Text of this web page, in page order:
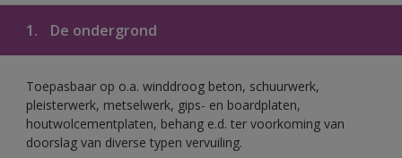
1. De ondergrond
Toepasbaar op o.a. winddroog beton, schuurwerk,
pleisterwerk, metselwerk, gips- en boardplaten,
houtwolcementplaten, behang e.d. ter voorkoming van
doorslag van diverse typen vervuiling.